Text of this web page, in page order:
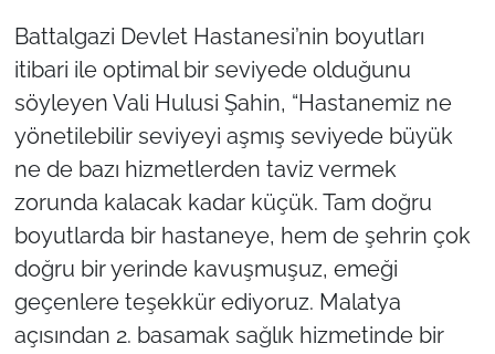
Battalgazi Devlet Hastanesi’nin boyutları
itibari ile optimal bir seviyede olduğunu
söyleyen Vali Hulusi Şahin, “Hastanemiz ne
yönetilebilir seviyeyi aşmış seviyede büyük
ne de bazı hizmetlerden taviz vermek
zorunda kalacak kadar küçük. Tam doğru
boyutlarda bir hastaneye, hem de şehrin çok
doğru bir yerinde kavuşmuşuz, emeği
geçenlere teşekkür ediyoruz. Malatya
açısından 2. basamak sağlık hizmetinde bir